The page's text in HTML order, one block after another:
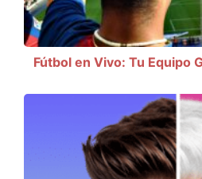
Fútbol en Vivo: Tu Equipo